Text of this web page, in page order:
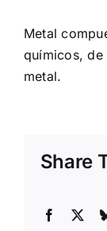
Metal
químicos, de
metal.
Share
Facebook